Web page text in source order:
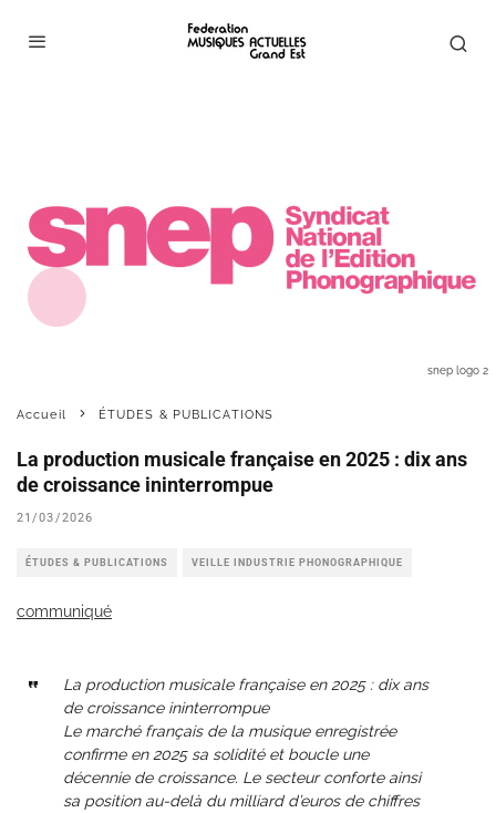
snep logo 2
Accueil ÉTUDES & PUBLICATIONS
La production musicale française en 2025 : dix ans
de croissance ininterrompue
21/03/2026
ÉTUDES & PUBLICATIONS VEILLE INDUSTRIE PHONOGRAPHIQUE
communiqué
La production musicale française en 2025 : dix ans
de croissance ininterrompue
Le marché français de la musique enregistrée
confirme en 2025 sa solidité et boucle une
décennie de croissance. Le secteur conforte ainsi
sa position au-delà du milliard d’euros de chiffres